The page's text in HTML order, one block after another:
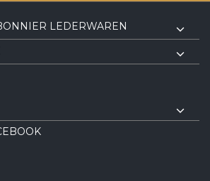
LEDERWAREN